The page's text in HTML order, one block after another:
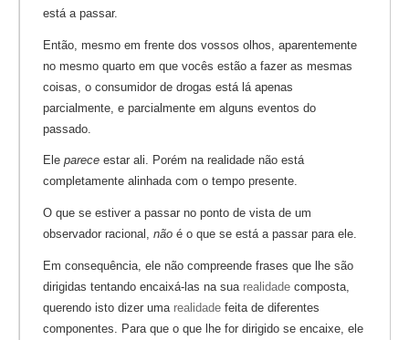
está a passar.
Então, mesmo em frente dos vossos olhos, aparentemente
no mesmo quarto em que vocês estão a fazer as mesmas
coisas, o consumidor de drogas está lá apenas
parcialmente, e parcialmente em alguns eventos do
passado.
Ele parece estar ali. Porém na realidade não está
completamente alinhada com o tempo presente.
O que se estiver a passar no ponto de vista de um
observador racional, não é o que se está a passar para ele.
Em consequência, ele não compreende frases que lhe são
dirigidas tentando encaixá-las na sua realidade composta,
querendo isto dizer uma realidade feita de diferentes
componentes. Para que o que lhe for dirigido se encaixe, ele